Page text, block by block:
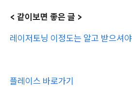
< 같이보면 좋은 글 >
레이저토닝 이정도는 알고 받으셔
플레이스 바로가기